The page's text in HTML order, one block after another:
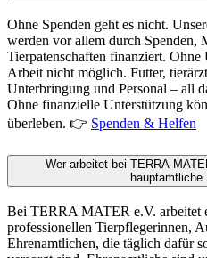
Ohne Spenden geht es nicht.
werden vor allem durch Spenden,
Tierpatenschaften finanziert. Ohne
Arbeit nicht möglich. Futter,
Unterbringung und Personal – all
Ohne finanzielle Unterstützung
überleben. 👉 Spenden & Helfen
Wer arbeitet bei TERRA
hauptamtliche
Bei TERRA MATER e.V. arbeitet
professionellen Tierpflegerinnen,
Ehrenamtlichen, die täglich dafür